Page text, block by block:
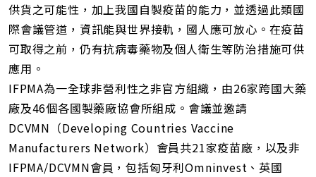
供貨之可能性，加上我國自製疫苗的能力，並透過此類國
際會議管道，資訊能與世界接軌，國人應可放心。在疫苗
可取得之前，仍有抗病毒藥物及個人衛生等防治措施可供
應用。
IFPMA為一全球非營利性之非官方組織，由26家跨國大藥
廠及46個各國製藥廠協會所組成。會議並邀請
DCVMN（Developing Countries Vaccine
Manufacturers Network）會員共21家疫苗廠，以及非
IFPMA/DCVMN會員，包括匈牙利Omninvest、英國